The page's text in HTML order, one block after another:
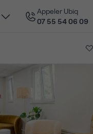
Appeler Ubiq
07 55 54 06 09